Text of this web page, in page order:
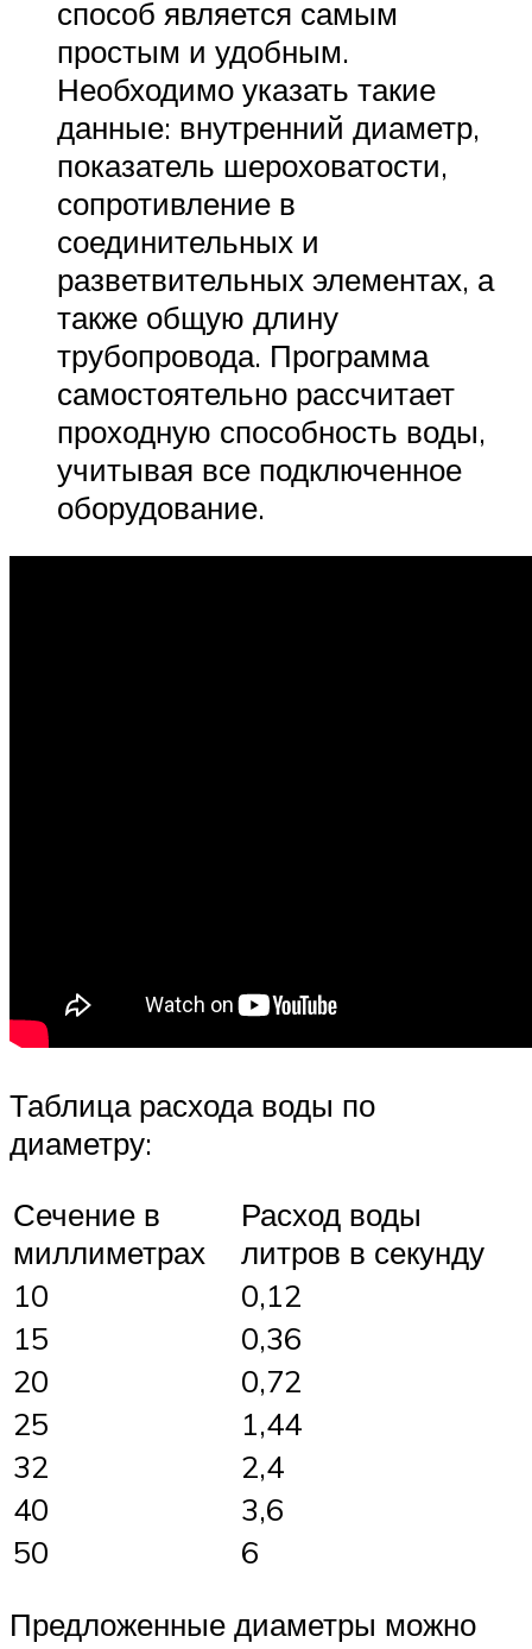
способ является самым
простым и удобным.
Необходимо указать такие
данные: внутренний диаметр,
показатель шероховатости,
сопротивление в
соединительных и
разветвительных элементах, а
также общую длину
трубопровода. Программа
самостоятельно рассчитает
проходную способность воды,
учитывая все подключенное
оборудование.
Таблица расхода воды по
диаметру:
Сечение в
миллиметрах
Расход воды
литров в секунду
10
0,12
15
0,36
20
0,72
25
1,44
32
2,4
40
3,6
50
6
Предложенные диаметры можно